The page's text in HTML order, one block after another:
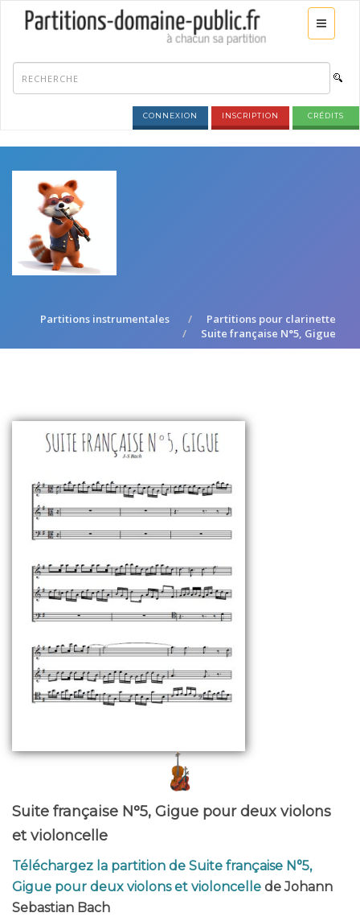
CONNEXION INSCRIPTION CRÉDITS
Partitions instrumentales
Partitions pour clarinette
Suite française N°5, Gigue
Suite française N°5, Gigue pour deux violons
et violoncelle
Téléchargez la partition de Suite française N°5,
Gigue pour deux violons et violoncelle de Johann
Sebastian Bach